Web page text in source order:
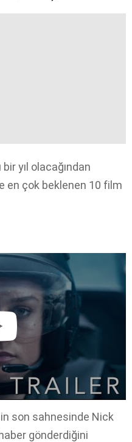
yıl olacağından
en çok beklenen 10 film
son sahnesinde Nick
gönderdiğini